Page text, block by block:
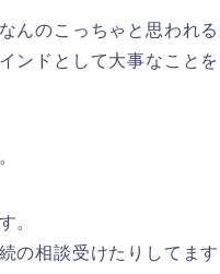
んのこっちゃと思われる
ンドとして大事なことを
。
の相談受けたりしてます